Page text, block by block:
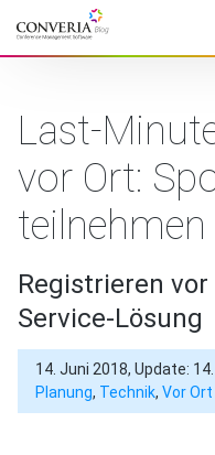
Converia –
Software
Last-
vor Ort:
Registrieren
Service-Lösung
14. Juni 2018, Update:
Planung, Technik, Vor Ort